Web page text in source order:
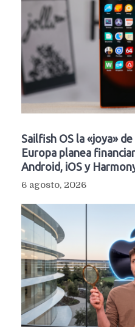
Sailfish OS la «joya»
Europa planea
Android, iOS y
6 agosto, 2026